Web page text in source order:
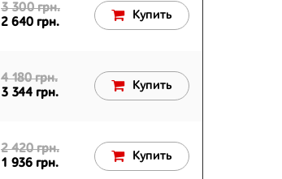
3 300 грн.
2 640 грн.
Купить
4 180 грн.
3 344 грн.
Купить
2 420 грн.
1 936 грн.
Купить